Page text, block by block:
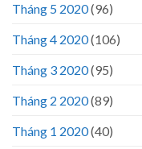
Tháng 5 2020(96)
Tháng 4 2020(106)
Tháng 3 2020(95)
Tháng 2 2020(89)
Tháng 1 2020(40)